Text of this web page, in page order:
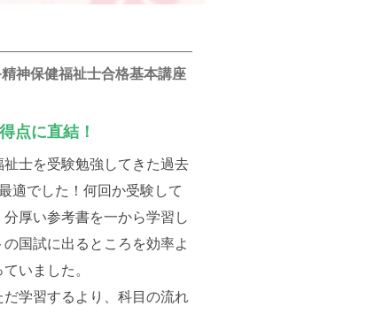
神保健福祉士合格基本講座
点に直結！
士を受験勉強してきた過去
適でした！何回か受験して
厚い参考書を一から学習し
国試に出るところを効率よ
いました。
学習するより、科目の流れ